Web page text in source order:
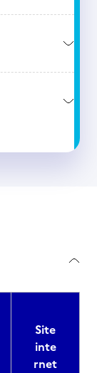
Site
inte
rnet